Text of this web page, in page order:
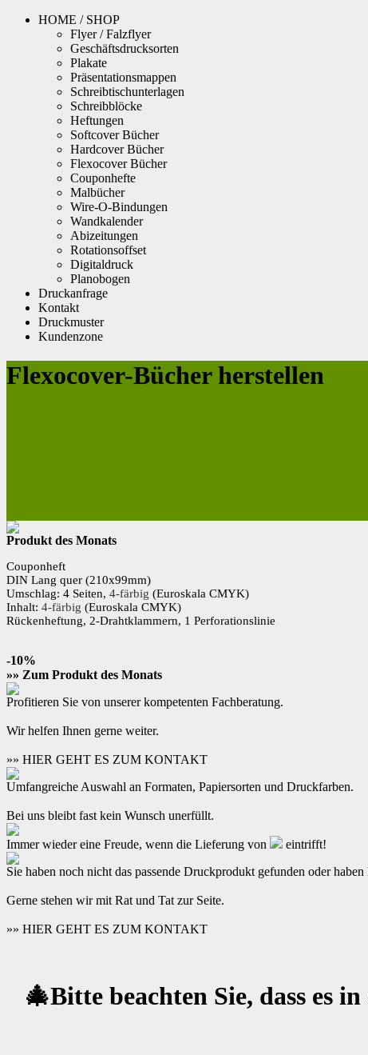
HOME / SHOP
Flyer / Falzflyer
Geschäftsdrucksorten
Plakate
Präsentationsmappen
Schreibtischunterlagen
Schreibblöcke
Heftungen
Softcover Bücher
Hardcover Bücher
Flexocover Bücher
Couponhefte
Malbücher
Wire-O-Bindungen
Wandkalender
Abizeitungen
Rotationsoffset
Digitaldruck
Planobogen
Druckanfrage
Kontakt
Druckmuster
Kundenzone
Flexocover-Bücher herstellen
Produkt des Monats
Couponheft
DIN Lang quer (210x99mm)
Umschlag: 4 Seiten, 4-färbig (Euroskala CMYK)
Inhalt: 4-färbig (Euroskala CMYK)
Rückenheftung, 2-Drahtklammern, 1 Perforationslinie
-10%
»» Zum Produkt des Monats
Profitieren Sie von unserer kompetenten Fachberatung.
Wir helfen Ihnen gerne weiter.
»» HIER GEHT ES ZUM KONTAKT
Umfangreiche Auswahl an Formaten, Papiersorten und Druckfarben.
Bei uns bleibt fast kein Wunsch unerfüllt.
Immer wieder eine Freude, wenn die Lieferung von
eintrifft!
Sie haben noch nicht das passende Druckprodukt gefunden oder
Gerne stehen wir mit Rat und Tat zur Seite.
»» HIER GEHT ES ZUM KONTAKT
🎄Bitte beachten Sie, dass es